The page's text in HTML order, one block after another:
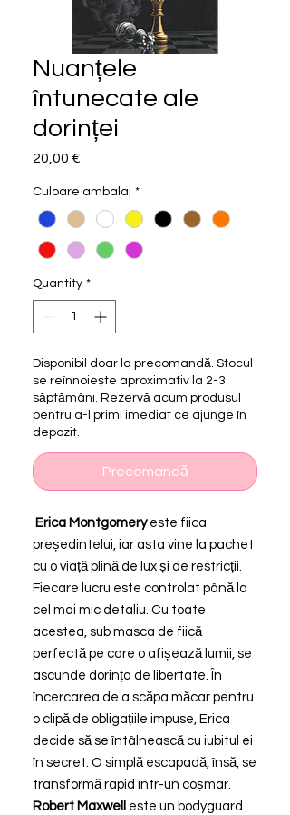
Nuanțele
întunecate ale
dorinței
20,00 €
Culoare ambalaj *
Quantity *
Disponibil doar la precomandă. Stocul
se reînnoiește aproximativ la 2-3
săptămâni. Rezervă acum produsul
pentru a-l primi imediat ce ajunge în
depozit.
Precomandă
Erica Montgomeryeste fiica
președintelui, iar asta vine la pachet
cu o viață plină de lux și de restricții.
Fiecare lucru este controlat până la
cel mai mic detaliu. Cu toate
acestea, sub masca de fiică
perfectă pe care o afișează lumii, se
ascunde dorința de libertate. În
încercarea de a scăpa măcar pentru
o clipă de obligațiile impuse, Erica
decide să se întâlnească cu iubitul ei
în secret. O simplă escapadă, însă, se
transformă rapid într-un coșmar.
Robert Maxwell
este un bodyguard